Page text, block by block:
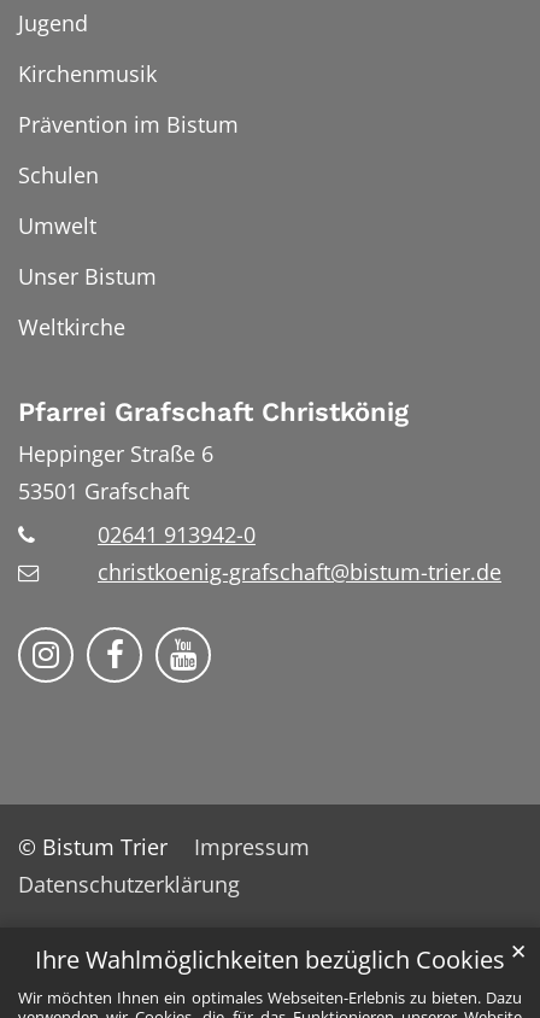
Ihre Wahlmöglichkeiten bezüglich Cookies
Wir möchten Ihnen ein optimales Webseiten-Erlebnis zu bieten. Dazu
✕
Jugend
Kirchenmusik
Prävention im Bistum
Schulen
Umwelt
Unser Bistum
Weltkirche
Pfarrei Grafschaft Christkönig
Heppinger Straße 6
53501 Grafschaft
02641 913942-0
christkoenig-grafschaft@bistum-trier.de
Pfarreiengemeinschaft Grafschaft auf
Pfarreiengemeinschaft Grafschaft
Pfarreiengemeinschaft
© Bistum Trier
Impressum
Datenschutzerklärung